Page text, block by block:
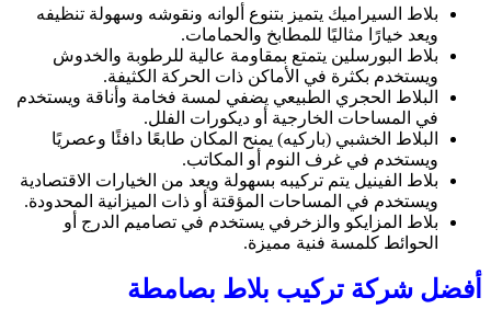
بلاط السيراميك يتميز بتنوع ألوانه ونقوشه وسهولة تنظيفه
ويعد خيارًا مثاليًا للمطابخ والحمامات.
بلاط البورسلين يتمتع بمقاومة عالية للرطوبة والخدوش
ويستخدم بكثرة في الأماكن ذات الحركة الكثيفة.
البلاط الحجري الطبيعي يضفي لمسة فخامة وأناقة ويستخدم
في المساحات الخارجية أو ديكورات الفلل.
البلاط الخشبي (باركيه) يمنح المكان طابعًا دافئًا وعصريًا
ويستخدم في غرف النوم أو المكاتب.
بلاط الفينيل يتم تركيبه بسهولة ويعد من الخيارات الاقتصادية
ويستخدم في المساحات المؤقتة أو ذات الميزانية المحدودة.
بلاط المزايكو والزخرفي يستخدم في تصاميم الدرج أو
الحوائط كلمسة فنية مميزة.
أفضل شركة تركيب بلاط بصامطة